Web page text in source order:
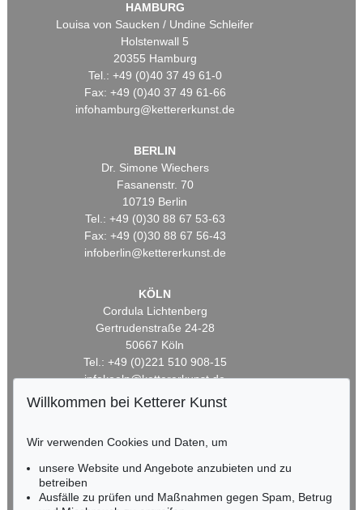
HAMBURG
Louisa von Saucken / Undine Schleifer
Holstenwall 5
20355 Hamburg
Tel.: +49 (0)40 37 49 61-0
Fax: +49 (0)40 37 49 61-66
infohamburg@kettererkunst.de
BERLIN
Dr. Simone Wiechers
Fasanenstr. 70
10719 Berlin
Tel.: +49 (0)30 88 67 53-63
Fax: +49 (0)30 88 67 56-43
infoberlin@kettererkunst.de
KÖLN
Cordula Lichtenberg
Gertrudenstraße 24-28
50667 Köln
Tel.: +49 (0)221 510 908-15
infokoeln@kettererkunst.de
HESSEN
Miriam Heß
Tel.: +49 (0)62 21 58 80-038
Fax: +49 (0)62 21 58 80-595
Willkommen bei Ketterer Kunst
Wir verwenden Cookies und Daten, um
unsere Website und Angebote anzubieten und zu
betreiben
Ausfälle zu prüfen und Maßnahmen gegen Spam, Betrug